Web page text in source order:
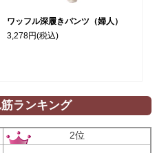
ワッフル深履きパンツ（婦人）
3,278円(税込)
ランキング
2位